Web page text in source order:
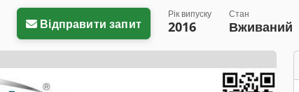
Відправити запит
Рік випуску
2016
Стан
Вживаний